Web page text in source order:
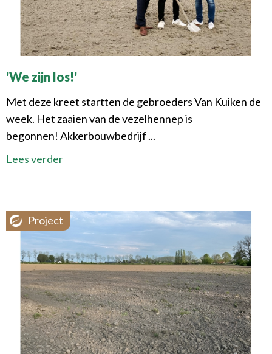
'We zijn los!'
Met deze kreet startten de gebroeders Van Kuiken de
week. Het zaaien van de vezelhennep is
begonnen! Akkerbouwbedrijf ...
Lees verder
Project